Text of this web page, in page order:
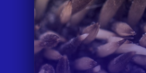
LIFE